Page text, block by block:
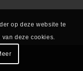
op deze website te
van deze cookies.